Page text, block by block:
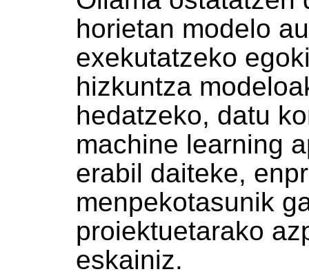
horietan modelo
exekutatzeko
hizkuntza
hedatzeko, datu
machine learning
erabil daiteke,
menpekotasunik
proiektuetarako
eskainiz.